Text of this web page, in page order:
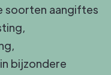
soorten aangiftes
bijzondere